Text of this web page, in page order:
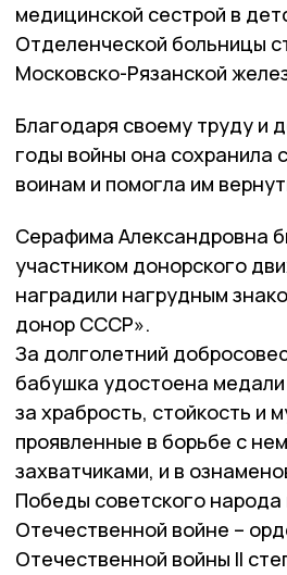
медицинской сестрой в
Отделенческой больницы
Московско-Рязанской
Благодаря своему труду и
годы войны она сохранила
воинам и помогла им
Серафима Александровна
участником донорского
наградили нагрудным
донор СССР».
За долголетний
бабушка удостоена
за храбрость, стойкость и
проявленные в борьбе с
захватчиками, и в
Победы советского народа
Отечественной войне –
Отечественной войны II